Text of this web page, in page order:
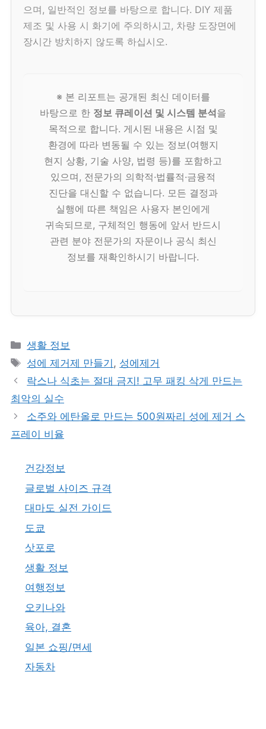
으며, 일반적인 정보를 바탕으로 합니다. DIY 제품
제조 및 사용 시 화기에 주의하시고, 차량 도장면에
장시간 방치하지 않도록 하십시오.
※ 본 리포트는 공개된 최신 데이터를
바탕으로 한 정보 큐레이션 및 시스템 분석을
목적으로 합니다. 게시된 내용은 시점 및
환경에 따라 변동될 수 있는 정보(여행지
현지 상황, 기술 사양, 법령 등)를 포함하고
있으며, 전문가의 의학적·법률적·금융적
진단을 대신할 수 없습니다. 모든 결정과
실행에 따른 책임은 사용자 본인에게
귀속되므로, 구체적인 행동에 앞서 반드시
관련 분야 전문가의 자문이나 공식 최신
정보를 재확인하시기 바랍니다.
카
테
리
생활 정보
태
그
성에 제거제 만들기 , 성에제거
락스나 식초는 절대 금지! 고무 패킹 삭게 만드는
최악의 실수
소주와 에탄올로 만드는 500원짜리 성에 제거 스
프레이 비율
건강정보
글로벌 사이즈 규격
대마도 실전 가이드
도쿄
삿포로
생활 정보
여행정보
오키나와
육아, 결혼
일본 쇼핑/면세
자동차